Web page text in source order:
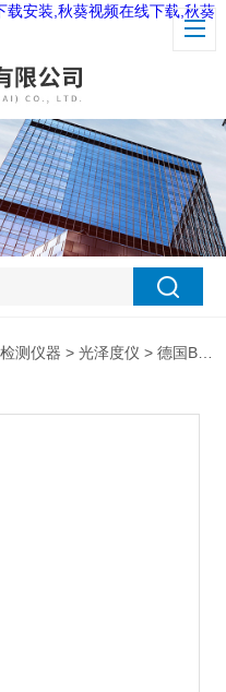
安装,秋葵视频在线下载,秋葵
测仪器 >光泽度仪 > 德国BYK AG-4561光泽度仪